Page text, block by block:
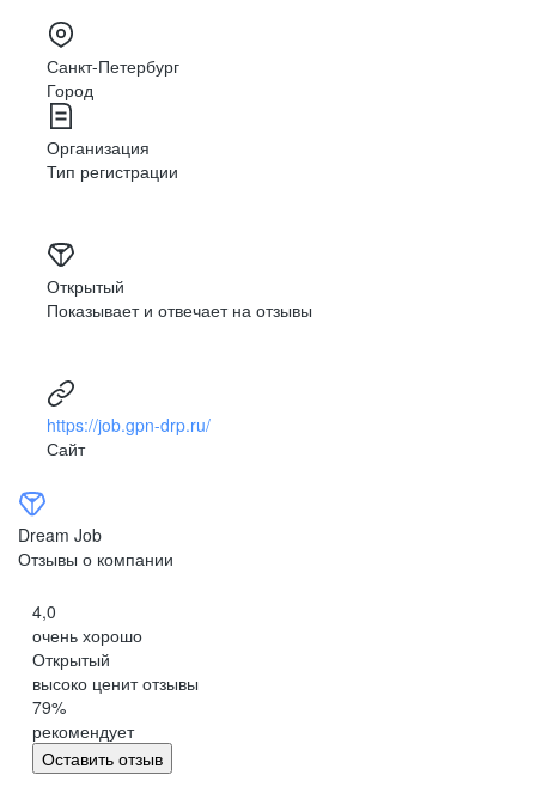
Санкт-Петербург
Город
Организация
Тип регистрации
Открытый
Показывает и отвечает на отзывы
https://job.gpn-drp.ru/
Сайт
Dream Job
Отзывы о компании
4,0
очень хорошо
Открытый
высоко ценит отзывы
79%
рекомендует
Оставить отзыв